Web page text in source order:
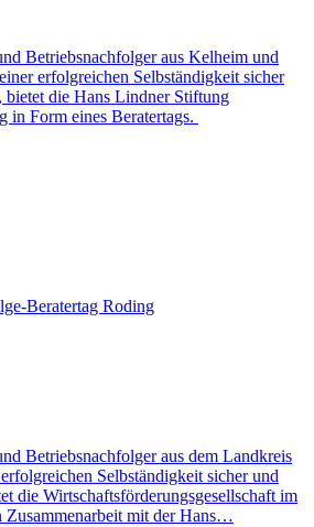
Betriebsnachfolger aus Kelheim und
erfolgreichen Selbständigkeit sicher
bietet die Hans Lindner Stiftung
in Form eines Beratertags.
Beratertag Roding
Betriebsnachfolger aus dem Landkreis
Selbständigkeit sicher und
die Wirtschaftsförderungsgesellschaft im
mit der Hans…